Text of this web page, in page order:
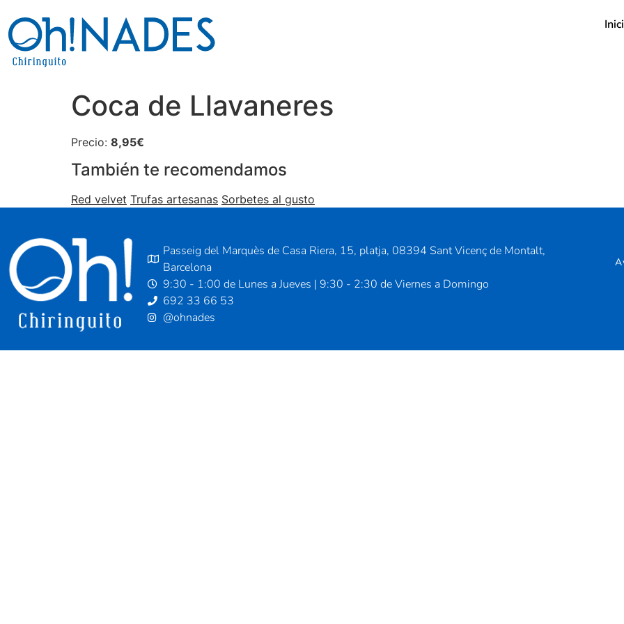
Coca de Llavaneres
Precio: 8,95€
También te recomendamos
Red velvet Trufas artesanas Sorbetes al gusto
Passeig del Marquès de Casa Riera, 15, platja, 08394 Sant Vicenç de Montalt,
Barcelona
9:30 - 1:00 de Lunes a Jueves | 9:30 - 2:30 de Viernes a Domingo
692 33 66 53
@ohnades